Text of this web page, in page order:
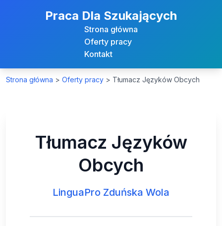
Praca Dla Szukających
Strona główna
Oferty pracy
Kontakt
Strona główna > Oferty pracy > Tłumacz Języków Obcych
Tłumacz Języków
Obcych
LinguaPro Zduńska Wola